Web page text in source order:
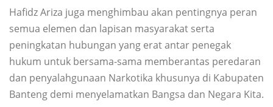
Hafidz Ariza juga menghimbau akan pentingnya peran
semua elemen dan lapisan masyarakat serta
peningkatan hubungan yang erat antar penegak
hukum untuk bersama-sama memberantas peredaran
dan penyalahgunaan Narkotika khusunya di Kabupaten
Banteng demi menyelamatkan Bangsa dan Negara Kita.